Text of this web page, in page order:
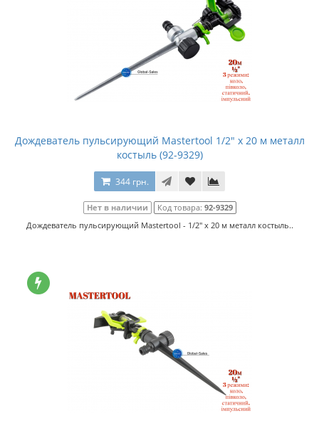
Дождеватель пульсирующий Mastertool 1/2" x 20 м металл
костыль (92-9329)
344 грн.
Нет в наличии Код товара: 92-9329
Дождеватель пульсирующий Mastertool - 1/2" x 20 м металл костыль..